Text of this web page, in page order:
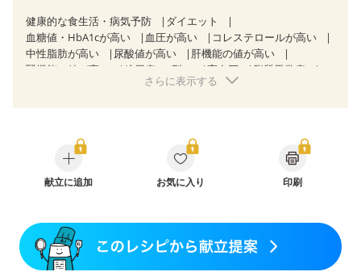
健康的な食生活・病気予防
ダイエット
血糖値・HbA1cが高い
血圧が高い
コレステロールが高い
中性脂肪が高い
尿酸値が高い
肝機能の値が高い
腎機能の値が高い
糖尿病（2型） 高血圧
脂質異常症
狭心症 心筋梗塞
糖尿病性腎症（第１期）
糖尿病性腎症（第２期）
糖尿病性腎症（第３期）
CKD（ステージ１）
CKD（ステージ２）
乳がん（抗がん剤治療中）
飲み込みにくい
妊娠中(初期)
妊婦健診・体重増加が気になる（初期）
妊婦健診・血圧が気になる（初期）
さらに表示する
献立に追加 お気に入り 印刷